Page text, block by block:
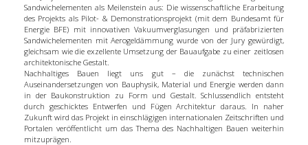
Sandwichelementen als Meilenstein aus: Die wissenschaftliche Erarbeitung
des Projekts als Pilot- & Demonstrationsprojekt (mit dem Bundesamt für
Energie BFE) mit innovativen Vakuumverglasungen und präfabrizierten
Sandwichelementen mit Aerogeldämmung wurde von der Jury gewürdigt,
gleichsam wie die exzellente Umsetzung der Bauaufgabe zu einer zeitlosen
architektonische Gestalt.
Nachhaltiges Bauen liegt uns gut – die zunächst technischen
Auseinandersetzungen von Bauphysik, Material und Energie werden dann
in der Baukonstruktion zu Form und Gestalt. Schlussendlich entsteht
durch geschicktes Entwerfen und Fügen Architektur daraus. In naher
Zukunft wird das Projekt in einschlägigen internationalen Zeitschriften und
Portalen veröffentlicht um das Thema des Nachhaltigen Bauen weiterhin
mitzuprägen.